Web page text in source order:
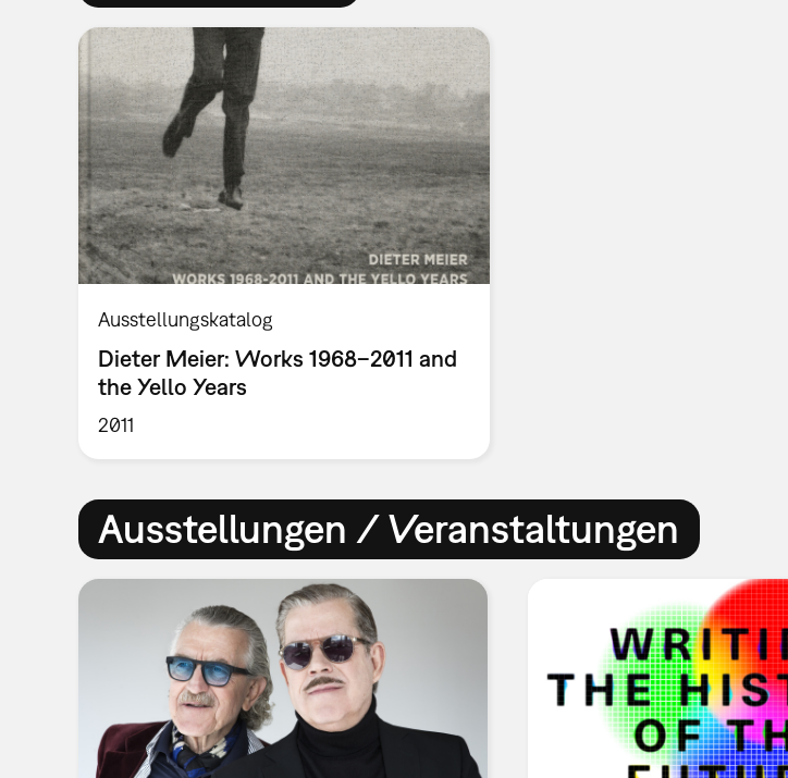
Ausstellungskatalog
Dieter Meier: Works 1968–2011 and
the Yello Years
2011
Ausstellungen / Veranstaltungen